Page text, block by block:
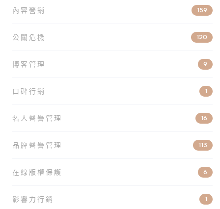
內容營銷 159
公關危機 120
博客管理 9
口碑行銷 1
名人聲譽管理 16
品牌聲譽管理 113
在線版權保護 6
影響力行銷 1